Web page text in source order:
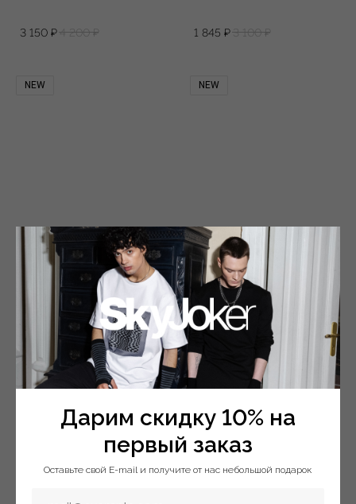
Дарим скидку 10% на
первый заказ
Оставьте свой E-mail и получите от нас небольшой подарок
3 150 ₽4 200 ₽ 1 845 ₽3 100 ₽
NEW
₽
NEW
2 975 ₽ 4 250 ₽